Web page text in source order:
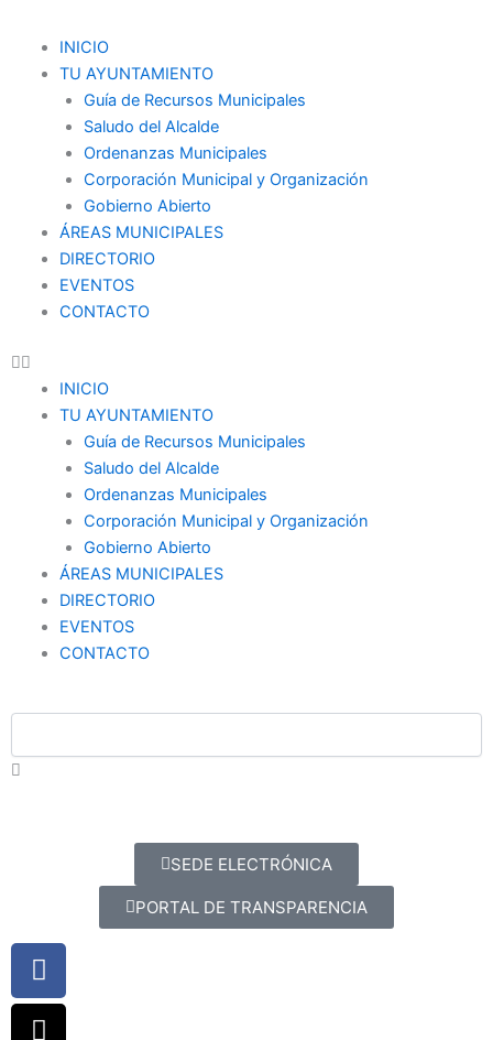
contenido
INICIO
TU AYUNTAMIENTO
Guía de Recursos Municipales
Saludo del Alcalde
Ordenanzas Municipales
Corporación Municipal y Organización
Gobierno Abierto
ÁREAS MUNICIPALES
DIRECTORIO
EVENTOS
CONTACTO
Menu
INICIO
TU AYUNTAMIENTO
Guía de Recursos Municipales
Saludo del Alcalde
Ordenanzas Municipales
Corporación Municipal y Organización
Gobierno Abierto
ÁREAS MUNICIPALES
DIRECTORIO
EVENTOS
CONTACTO
SEDE ELECTRÓNICA
PORTAL DE TRANSPARENCIA
Facebook
X-
twitter
Youtube
Instagram